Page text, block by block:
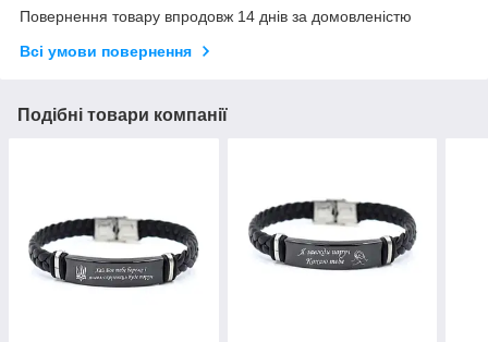
Повернення товару впродовж 14 днів за домовленістю
Всі умови повернення
Подібні товари компанії